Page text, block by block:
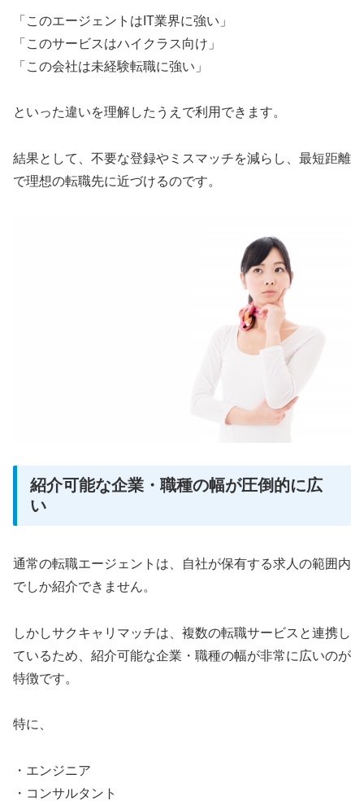
「このエージェントはIT業界に強い」
「このサービスはハイクラス向け」
「この会社は未経験転職に強い」
といった違いを理解したうえで利用できます。
結果として、不要な登録やミスマッチを減らし、最短距離
で理想の転職先に近づけるのです。
紹介可能な企業・職種の幅が圧倒的に広
い
通常の転職エージェントは、自社が保有する求人の範囲内
でしか紹介できません。
しかしサクキャリマッチは、複数の転職サービスと連携し
ているため、紹介可能な企業・職種の幅が非常に広いのが
特徴です。
特に、
・エンジニア
・コンサルタント